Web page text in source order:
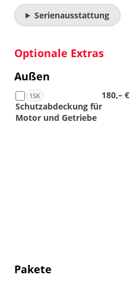
Serienausstattung
Optionale Extras
Pakete
Außen
1SK
180,– €
Schutzabdeckung für
Motor und Getriebe